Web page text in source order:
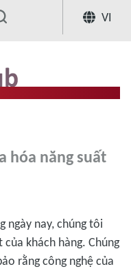
VI
hóa năng suất
ngày nay, chúng tôi
khách hàng. Chúng
rằng công nghệ của